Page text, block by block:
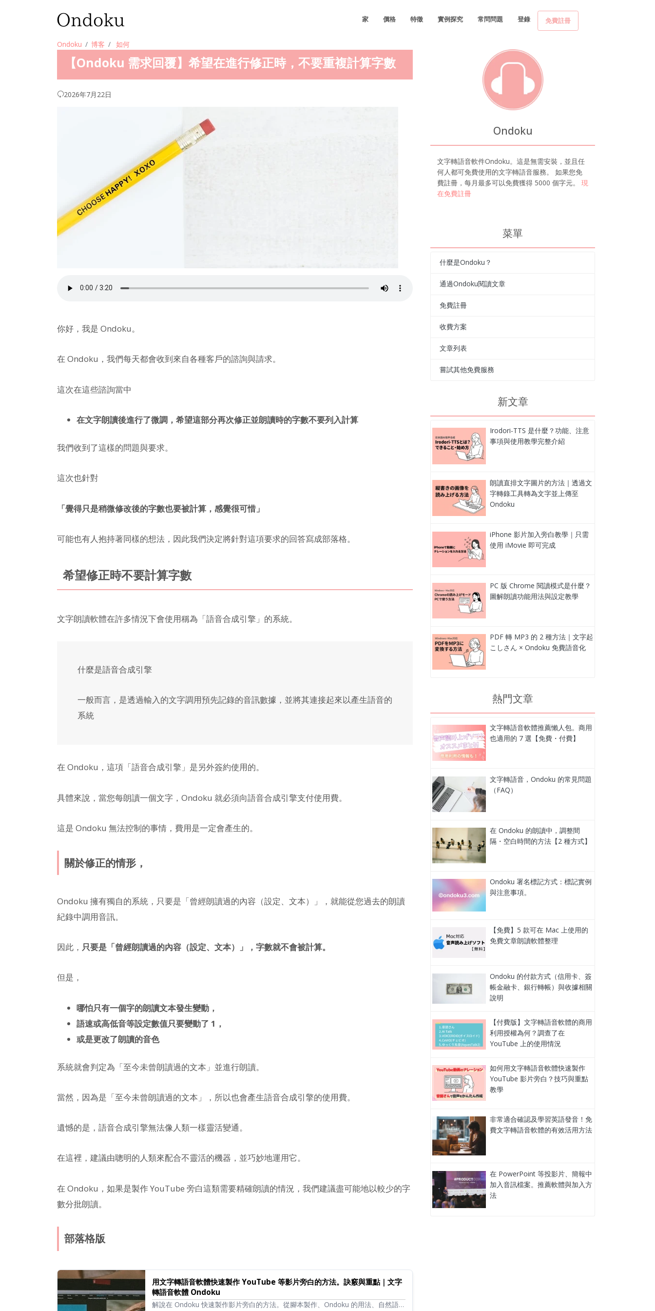
家 價格 特徵 實例探究 常問問題 登錄 免費註冊
Ondoku 博客 如何
【Ondoku 需求回覆】希望在進行修正時，不要重複計算字數
2026年7月22日
你好，我是 Ondoku。
在 Ondoku，我們每天都會收到來自各種客戶的諮詢與請求。
這次在這些諮詢當中
在文字朗讀後進行了微調，希望這部分再次修正並朗讀時的字數不要列入計算
我們收到了這樣的問題與要求。
這次也針對
「覺得只是稍微修改後的字數也要被計算，感覺很可惜」
可能也有人抱持著同樣的想法，因此我們決定將針對這項要求的回答寫成部落格。
希望修正時不要計算字數
文字朗讀軟體在許多情況下會使用稱為「語音合成引擎」的系統。
什麼是語音合成引擎
一般而言，是透過輸入的文字調用預先記錄的音訊數據，並將其連接起來以產生語音的
系統
在 Ondoku，這項「語音合成引擎」是另外簽約使用的。
具體來說，當您每朗讀一個文字，Ondoku 就必須向語音合成引擎支付使用費。
這是 Ondoku 無法控制的事情，費用是一定會產生的。
關於修正的情形，
Ondoku 擁有獨自的系統，只要是「曾經朗讀過的內容（設定、文本）」，就能從您過去的朗讀
紀錄中調用音訊。
因此， 只要是「曾經朗讀過的內容（設定、文本）」，字數就不會被計算。
但是，
哪怕只有一個字的朗讀文本發生變動，
語速或高低音等設定數值只要變動了 1，
或是更改了朗讀的音色
系統就會判定為「至今未曾朗讀過的文本」並進行朗讀。
當然，因為是「至今未曾朗讀過的文本」，所以也會產生語音合成引擎的使用費。
遺憾的是，語音合成引擎無法像人類一樣靈活變通。
在這裡，建議由聰明的人類來配合不靈活的機器，並巧妙地運用它。
在 Ondoku，如果是製作 YouTube 旁白這類需要精確朗讀的情況，我們建議盡可能地以較少的字
數分批朗讀。
部落格版
用文字轉語音軟體快速製作 YouTube 等影片旁白的方法。訣竅與重點｜文字
轉語音軟體 Ondoku
解說在 Ondoku 快速製作影片旁白的方法。從腳本製作、Ondoku 的用法、自然語調
Ondoku
文字轉語音軟件Ondoku。這是無需安裝，並且任
何人都可免費使用的文字轉語音服務。 如果您免
費註冊，每月最多可以免費獲得 5000 個字元。 現
在免費註冊
菜單
什麼是Ondoku？
通過Ondoku閱讀文章
免費註冊
收費方案
文章列表
嘗試其他免費服務
新文章
Irodori-TTS 是什麼？功能、注意
事項與使用教學完整介紹
朗讀直排文字圖片的方法｜透過文
字轉錄工具轉為文字並上傳至
Ondoku
iPhone 影片加入旁白教學｜只需
使用 iMovie 即可完成
PC 版 Chrome 閱讀模式是什麼？
圖解朗讀功能用法與設定教學
PDF 轉 MP3 的 2 種方法｜文字起
こしさん × Ondoku 免費語音化
熱門文章
文字轉語音軟體推薦懶人包。商用
也適用的 7 選【免費・付費】
文字轉語音，Ondoku 的常見問題
（FAQ）
在 Ondoku 的朗讀中，調整間
隔・空白時間的方法【2 種方式】
Ondoku 署名標記方式：標記實例
與注意事項。
【免費】5 款可在 Mac 上使用的
免費文章朗讀軟體整理
Ondoku 的付款方式（信用卡、簽
帳金融卡、銀行轉帳）與收據相關
說明
【付費版】文字轉語音軟體的商用
利用授權為何？調查了在
YouTube 上的使用情況
如何用文字轉語音軟體快速製作
YouTube 影片旁白？技巧與重點
教學
非常適合確認及學習英語發音！免
費文字轉語音軟體的有效活用方法
在 PowerPoint 等投影片、簡報中
加入音訊檔案。推薦軟體與加入方
法